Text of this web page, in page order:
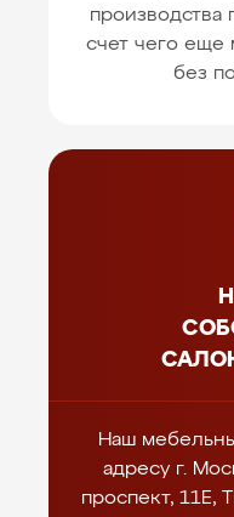
производства
счет чего еще
без
Наш
адресу г.
проспект, 11Е,